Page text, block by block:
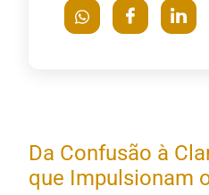
Da Confusão à
que Impulsionam